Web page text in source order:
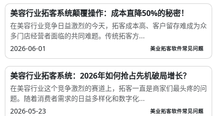
美容行业拓客系统颠覆操作：成本直降50%的秘密！
在美容行业竞争日益激烈的今天，拓客成本高、客户留存难成为众
多门店经营者面临的共同难题。传统拓客方...
2026-06-01
美业拓客软件常见问题
美容行业拓客系统：2026年如何抢占先机破局增长？
在美容行业这个竞争激烈的赛道上，拓客一直是商家们最头疼的问
题。随着消费者需求的日益多样化和数字化...
2026-05-23
美业拓客软件常见问题